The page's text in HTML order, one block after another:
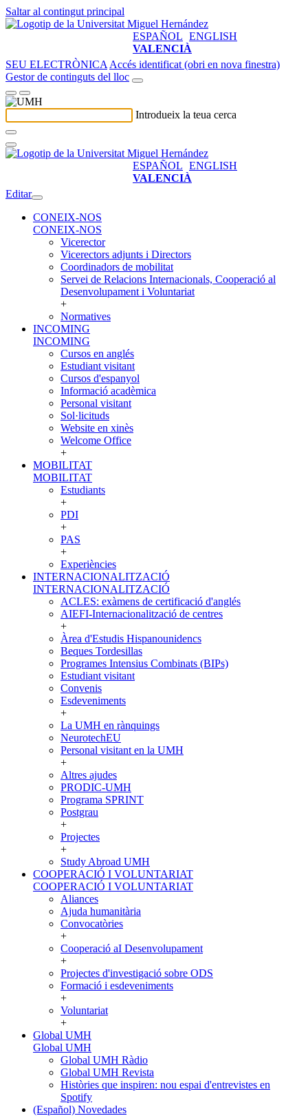
Saltar al contingut principal
ESPAÑOL ENGLISH
VALENCIÀ
SEU ELECTRÒNICA Accés identificat (obri en nova finestra)
Gestor de continguts del lloc
Introdueix la teua cerca
ESPAÑOL ENGLISH
VALENCIÀ
Editar
CONEIX-NOS
CONEIX-NOS
Vicerector
Vicerectors adjunts i Directors
Coordinadors de mobilitat
Servei de Relacions Internacionals, Cooperació al
Desenvolupament i Voluntariat
+
Normatives
INCOMING
INCOMING
Cursos en anglés
Estudiant visitant
Cursos d'espanyol
Informació acadèmica
Personal visitant
Sol·licituds
Website en xinès
Welcome Office
+
MOBILITAT
MOBILITAT
Estudiants
+
PDI
+
PAS
+
Experiències
INTERNACIONALITZACIÓ
INTERNACIONALITZACIÓ
ACLES: exàmens de certificació d'anglés
AIEFI-Internacionalització de centres
+
Àrea d'Estudis Hispanounidencs
Beques Tordesillas
Programes Intensius Combinats (BIPs)
Estudiant visitant
Convenis
Esdeveniments
+
La UMH en rànquings
NeurotechEU
Personal visitant en la UMH
+
Altres ajudes
PRODIC-UMH
Programa SPRINT
Postgrau
+
Projectes
+
Study Abroad UMH
COOPERACIÓ I VOLUNTARIAT
COOPERACIÓ I VOLUNTARIAT
Aliances
Ajuda humanitària
Convocatòries
+
Cooperació aI Desenvolupament
+
Projectes d'investigació sobre ODS
Formació i esdeveniments
+
Voluntariat
+
Global UMH
Global UMH
Global UMH Ràdio
Global UMH Revista
Històries que inspiren: nou espai d'entrevistes en
Spotify
(Español) Novedades